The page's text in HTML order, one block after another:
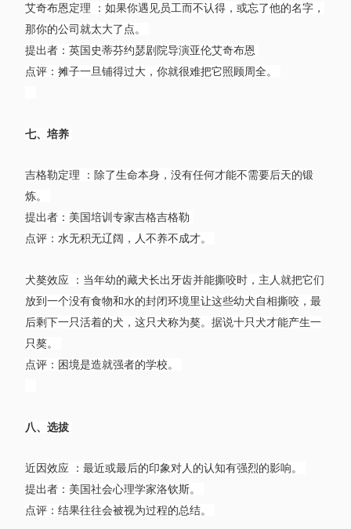
艾奇布恩定理 ：如果你遇见员工而不认得，或忘了他的名字，
那你的公司就太大了点。
提出者：英国史蒂芬约瑟剧院导演亚伦艾奇布恩
点评：摊子一旦铺得过大，你就很难把它照顾周全。
七、培养
吉格勒定理 ：除了生命本身，没有任何才能不需要后天的锻
炼。
提出者：美国培训专家吉格吉格勒
点评：水无积无辽阔，人不养不成才。
犬獒效应 ：当年幼的藏犬长出牙齿并能撕咬时，主人就把它们
放到一个没有食物和水的封闭环境里让这些幼犬自相撕咬，最
后剩下一只活着的犬，这只犬称为獒。据说十只犬才能产生一
只獒。
点评：困境是造就强者的学校。
八、选拔
近因效应 ：最近或最后的印象对人的认知有强烈的影响。
提出者：美国社会心理学家洛钦斯。
点评：结果往往会被视为过程的总结。